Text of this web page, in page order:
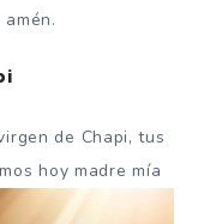
de Chapi, tus
hoy madre mía